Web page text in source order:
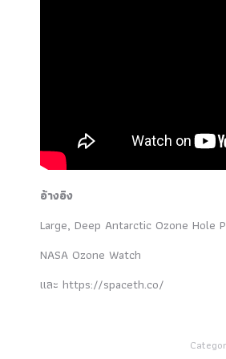
อ้างอิง
Large, Deep Antarctic Ozone Hole
NASA Ozone Watch
และ https://spaceth.co/